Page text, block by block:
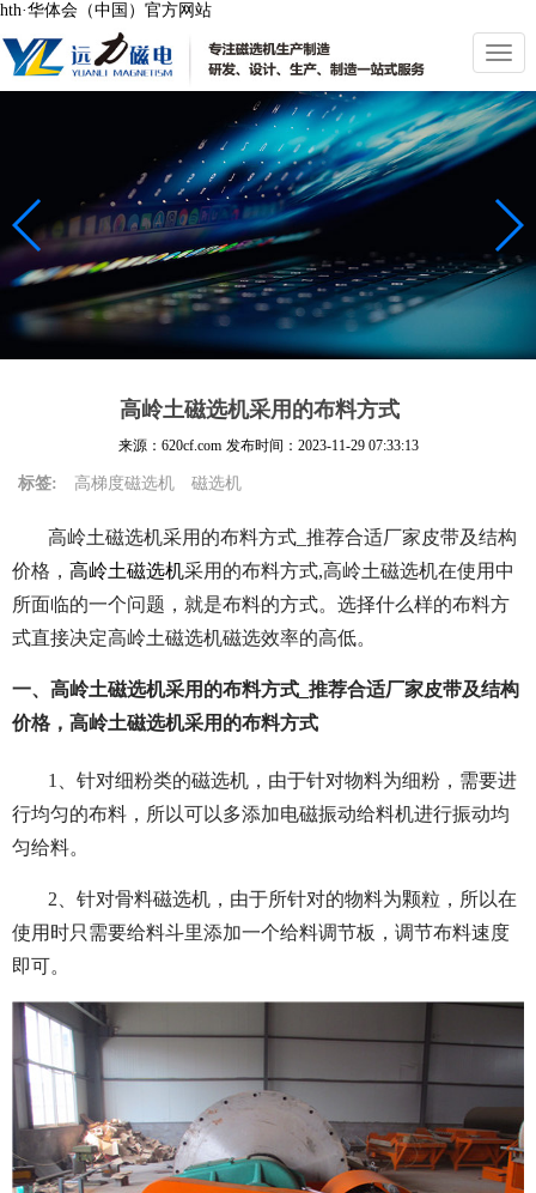
hth·华体会（中国）官方网站
切
换
导
航
高岭土磁选机采用的布料方式
来源：620cf.com 发布时间： 2023-11-29 07:33:13
标签: 高梯度磁选机 磁选机
高岭土磁选机采用的布料方式_推荐合适厂家皮带及结构
价格， 高岭土磁选机采用的布料方式,高岭土磁选机在使用中
所面临的一个问题，就是布料的方式。选择什么样的布料方
式直接决定高岭土磁选机磁选效率的高低。
一、高岭土磁选机采用的布料方式_推荐合适厂家皮带及结构
价格，高岭土磁选机采用的布料方式
1、针对细粉类的磁选机，由于针对物料为细粉，需要进
行均匀的布料，所以可以多添加电磁振动给料机进行振动均
匀给料。
2、针对骨料磁选机，由于所针对的物料为颗粒，所以在
使用时只需要给料斗里添加一个给料调节板，调节布料速度
即可。